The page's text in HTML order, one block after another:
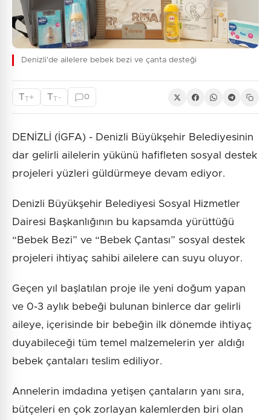
Denizli'de ailelere bebek bezi ve çanta desteği
TT+ TT - 0
DENİZLİ (İGFA) - Denizli Büyükşehir Belediyesinin
dar gelirli ailelerin yükünü hafifleten sosyal destek
projeleri yüzleri güldürmeye devam ediyor.
Denizli Büyükşehir Belediyesi Sosyal Hizmetler
Dairesi Başkanlığının bu kapsamda yürüttüğü
“Bebek Bezi” ve “Bebek Çantası” sosyal destek
projeleri ihtiyaç sahibi ailelere can suyu oluyor.
Geçen yıl başlatılan proje ile yeni doğum yapan
ve 0-3 aylık bebeği bulunan binlerce dar gelirli
aileye, içerisinde bir bebeğin ilk dönemde ihtiyaç
duyabileceği tüm temel malzemelerin yer aldığı
bebek çantaları teslim ediliyor.
Annelerin imdadına yetişen çantaların yanı sıra,
bütçeleri en çok zorlayan kalemlerden biri olan